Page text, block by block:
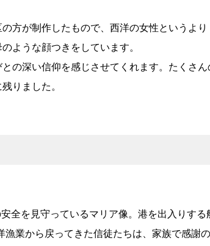
方が制作したもので、西洋の女性というより
ような顔つきをしています。
の深い信仰を感じさせてくれます。たくさん
りました。
全を見守っているマリア像。港を出入りする
業から戻ってきた信徒たちは、家族で感謝